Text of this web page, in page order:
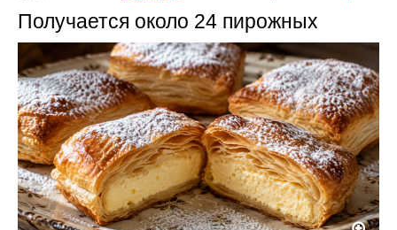
Получается около 24 пирожных